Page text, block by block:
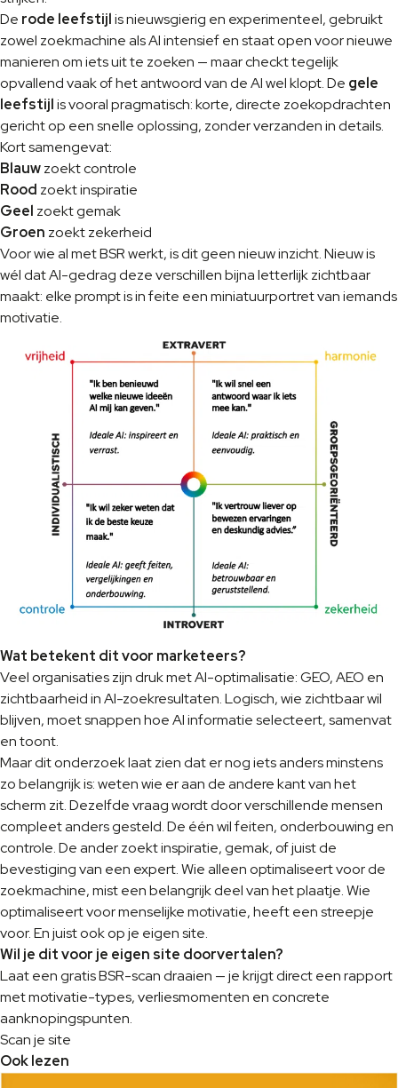
De rode leefstijlis nieuwsgierig en experimenteel, gebruikt
zowel zoekmachine als AI intensief en staat open voor nieuwe
manieren om iets uit te zoeken — maar checkt tegelijk
opvallend vaak of het antwoord van de AI wel klopt. De gele
leefstijlis vooral pragmatisch: korte, directe zoekopdrachten
gericht op een snelle oplossing, zonder verzanden in details.
Kort samengevat:
Blauwzoekt controle
Rood zoekt inspiratie
Geel zoekt gemak
Groen zoekt zekerheid
Voor wie al met BSR werkt, is dit geen nieuw inzicht. Nieuw is
wél dat AI-gedrag deze verschillen bijna letterlijk zichtbaar
maakt: elke prompt is in feite een miniatuurportret van iemands
motivatie.
Wat betekent dit voor marketeers?
Veel organisaties zijn druk met AI-optimalisatie: GEO, AEO en
zichtbaarheid in AI-zoekresultaten. Logisch, wie zichtbaar wil
blijven, moet snappen hoe AI informatie selecteert, samenvat
en toont.
Maar dit onderzoek laat zien dat er nog iets anders minstens
zo belangrijk is: weten wie er aan de andere kant van het
scherm zit. Dezelfde vraag wordt door verschillende mensen
compleet anders gesteld. De één wil feiten, onderbouwing en
controle. De ander zoekt inspiratie, gemak, of juist de
bevestiging van een expert. Wie alleen optimaliseert voor de
zoekmachine, mist een belangrijk deel van het plaatje. Wie
optimaliseert voor menselijke motivatie, heeft een streepje
voor. En juist ook op je eigen site.
Wil je dit voor je eigen site doorvertalen?
Laat een gratis BSR-scan draaien — je krijgt direct een rapport
met motivatie-types, verliesmomenten en concrete
aanknopingspunten.
Scan je site
Ook lezen